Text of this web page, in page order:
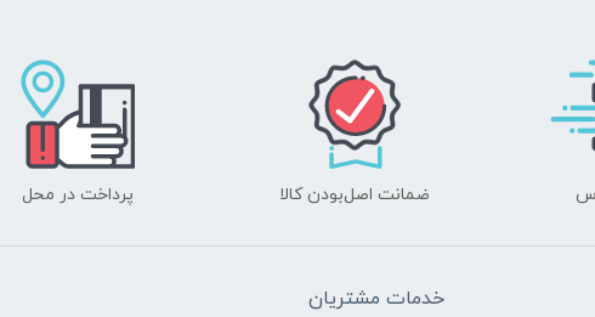
ضمانت اصل‌بودن کالا پرداخت در محل
خدمات مشتریان